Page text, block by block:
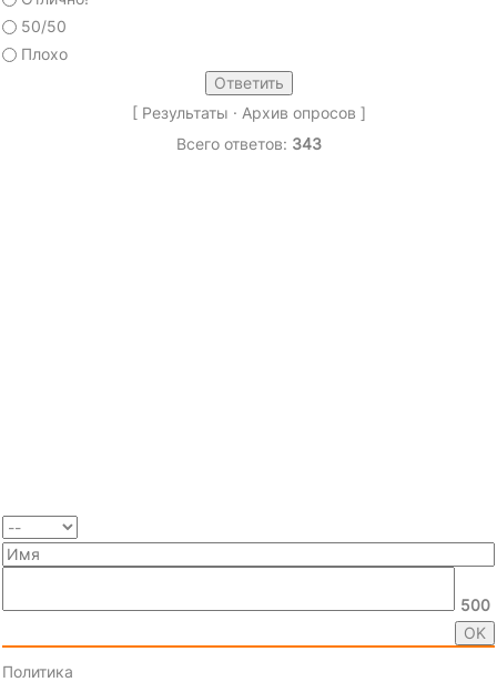
50/50
Плохо
[ Результаты · Архив опросов ]
Всего ответов: 343
500
Политика